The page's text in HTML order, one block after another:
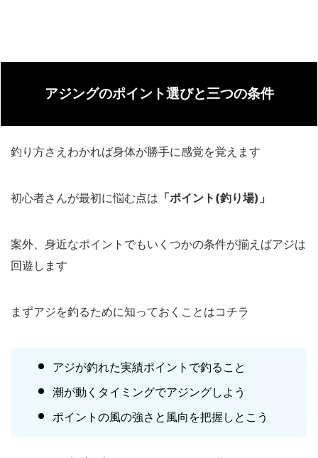
アジングのポイント選びと三つの条件
釣り方さえわかれば身体が勝手に感覚を覚えます
初心者さんが最初に悩む点は 「ポイント(釣り場)」
案外、身近なポイントでもいくつかの条件が揃えばアジは
回遊します
まずアジを釣るために知っておくことはコチラ
アジが釣れた実績ポイントで釣ること
潮が動くタイミングでアジングしよう
ポイントの風の強さと風向を把握しとこう